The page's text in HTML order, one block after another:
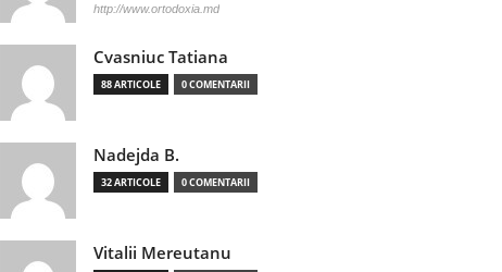
http://www.ortodoxia.md
Cvasniuc Tatiana
88 ARTICOLE 0 COMENTARII
Nadejda B.
32 ARTICOLE 0 COMENTARII
Vitalii Mereutanu